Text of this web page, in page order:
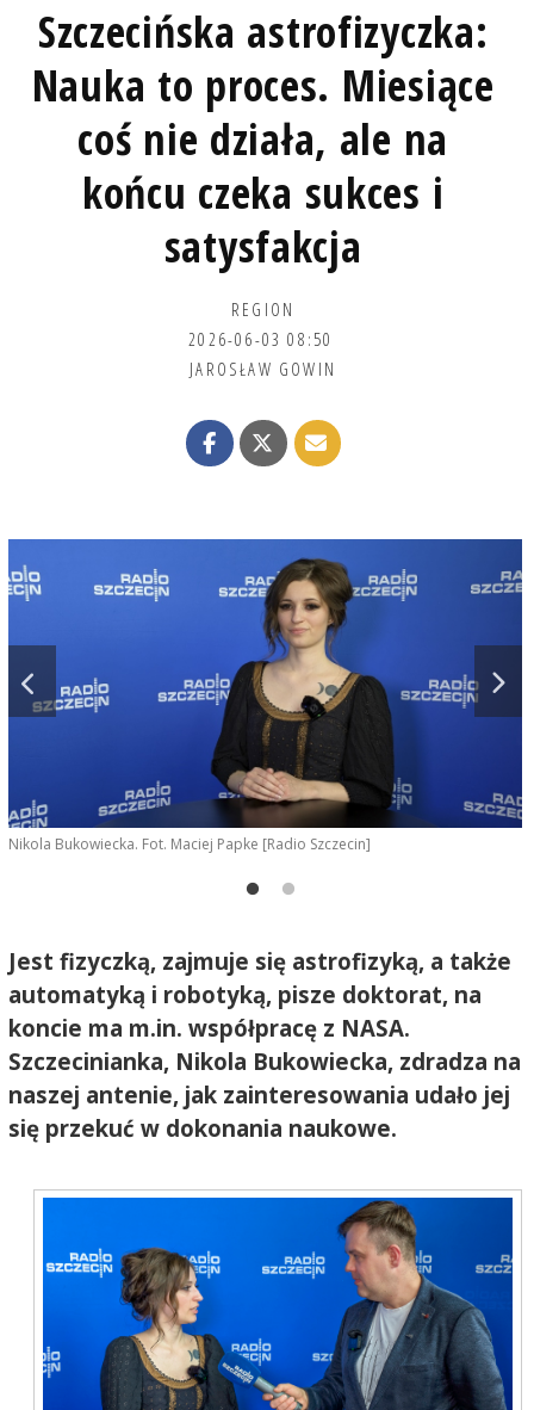
Szczecińska astrofizyczka:
Nauka to proces. Miesiące
coś nie działa, ale na
końcu czeka sukces i
satysfakcja
REGION
2026-06-03 08:50
JAROSŁAW GOWIN
Nikola Bukowiecka. Fot. Maciej Papke [Radio Szczecin]
Jest fizyczką, zajmuje się astrofizyką, a także
automatyką i robotyką, pisze doktorat, na
koncie ma m.in. współpracę z NASA.
Szczecinianka, Nikola Bukowiecka, zdradza na
naszej antenie, jak zainteresowania udało jej
się przekuć w dokonania naukowe.